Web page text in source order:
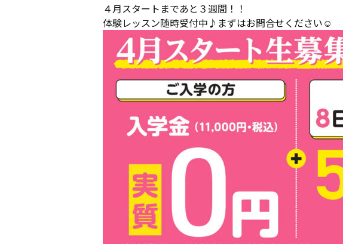
４月スタートまであと３週間！！
体験レッスン随時受付中♪まずはお問合せください☺